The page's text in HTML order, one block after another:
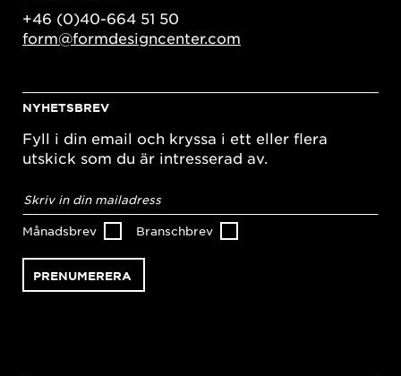
+46 (0)40-664 51 50
form@formdesigncenter.com
NYHETSBREV
Fyll i din email och kryssa i ett eller flera
utskick som du är intresserad av.
postadress*
Månadsbrev Branschbrev